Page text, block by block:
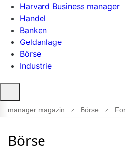
Harvard Business manager
Handel
Banken
Geldanlage
Börse
Industrie
öffnen
manager magazin Börse